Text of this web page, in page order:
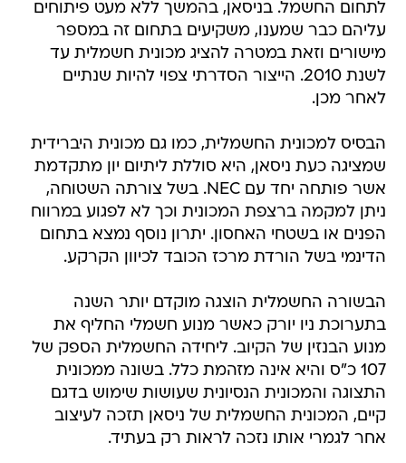
לתחום החשמל. בניסאן, בהמשך ללא מעט פיתוחים
עליהם כבר שמענו, משקיעים בתחום זה במספר
מישורים וזאת במטרה להציג מכונית חשמלית עד
לשנת 2010. הייצור הסדרתי צפוי להיות שנתיים
לאחר מכן.
הבסיס למכונית החשמלית, כמו גם מכונית היברידית
שמציגה כעת ניסאן, היא סוללת ליתיום יון מתקדמת
אשר פותחה יחד עם NEC. בשל צורתה השטוחה,
ניתן למקמה ברצפת המכונית וכך לא לפגוע במרווח
הפנים או בשטחי האחסון. יתרון נוסף נמצא בתחום
הדינמי בשל הורדת מרכז הכובד לכיוון הקרקע.
הבשורה החשמלית הוצגה מוקדם יותר השנה
בתערוכת ניו יורק כאשר מנוע חשמלי החליף את
מנוע הבנזין של הקיוב. ליחידה החשמלית הספק של
107 כ"ס והיא אינה מזהמת כלל. בשונה ממכונית
התצוגה והמכונית הנסיונית שעושות שימוש בדגם
קיים, המכונית החשמלית של ניסאן תזכה לעיצוב
אחר לגמרי אותו נזכה לראות רק בעתיד.